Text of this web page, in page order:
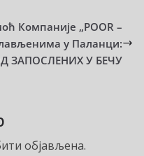
Компаније „POOR –
у Паланци:
ЗАПОСЛЕНИХ У БЕЧУ
објављена.